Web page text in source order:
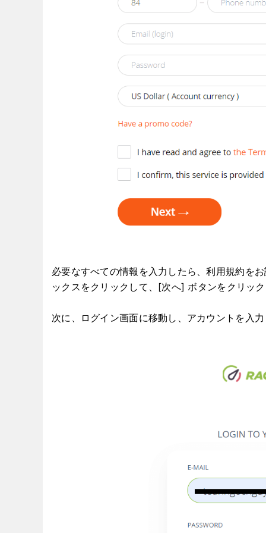
必要なすべての情報を入力したら、利用規約を
ックスをクリックして、[次へ] ボタンをクリッ
次に、ログイン画面に移動し、アカウントを入